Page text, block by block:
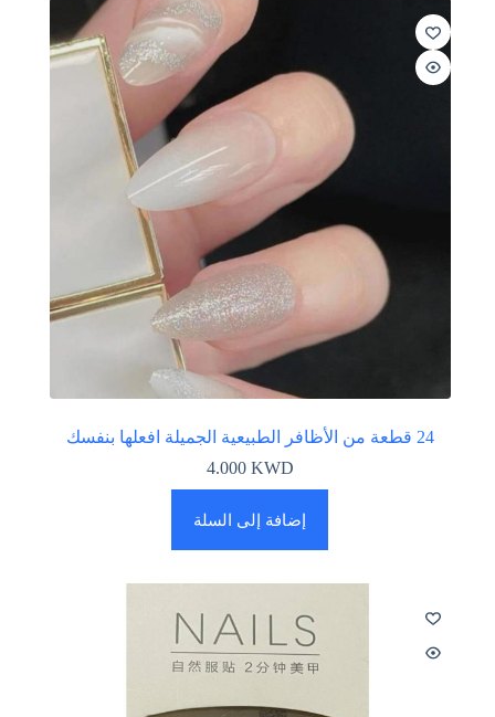
24 قطعة من الأظافر الطبيعية الجميلة افعلها بنفسك
4.000 KWD
إضافة إلى السلة